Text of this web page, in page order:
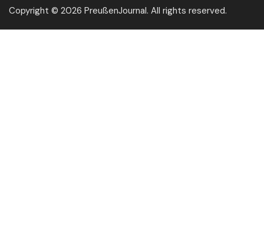
Copyright © 2026 PreußenJournal. All rights reserved.